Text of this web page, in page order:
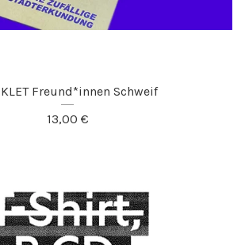
Freund*innen Schweif
13,00 €